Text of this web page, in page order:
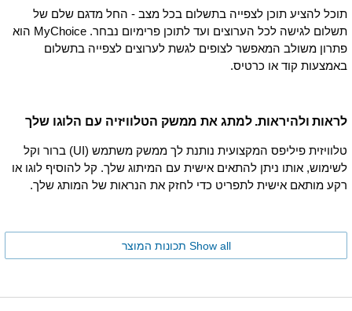
תוכל להציע תוכן לצפייה בתשלום בכל מצב - החל מדגם שלם של
תשלום לגישה לכל הערוצים ועד לתוכן פרימיום נבחר. MyChoice הוא
פתרון משולב המאפשר לצופים לגשת לערוצים לצפייה בתשלום
באמצעות קוד או כרטיס.
לראות ולהיראות. למתג את ממשק הטלוויזיה עם הלוגו שלך
טלוויזית פיליפס המקצועית נותנת לך ממשק משתמש (UI) ברור וקל
לשימוש, אותו ניתן להתאים אישית עם המיתוג שלך. קל להוסיף לוגו או
רקע מותאם אישית לתפריט כדי לחזק את הנראות של המותג שלך.
Show all תכונות המוצר